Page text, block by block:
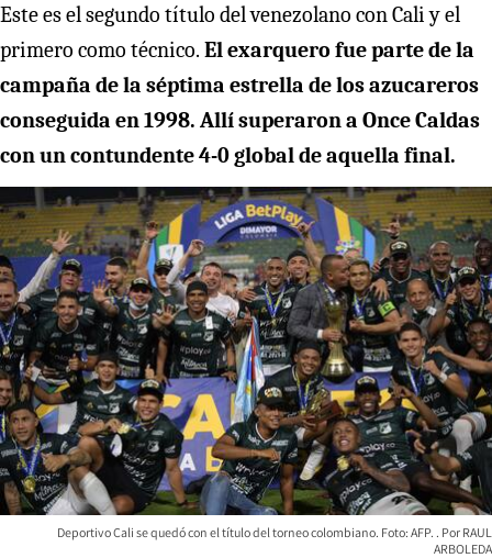
Este es el segundo título del venezolano con Cali y el
primero como técnico. El exarquero fue parte de la
campaña de la séptima estrella de los azucareros
conseguida en 1998. Allí superaron a Once Caldas
con un contundente 4-0 global de aquella final.
Deportivo Cali se quedó con el título del torneo colombiano. Foto: AFP.
RAUL
ARBOLEDA